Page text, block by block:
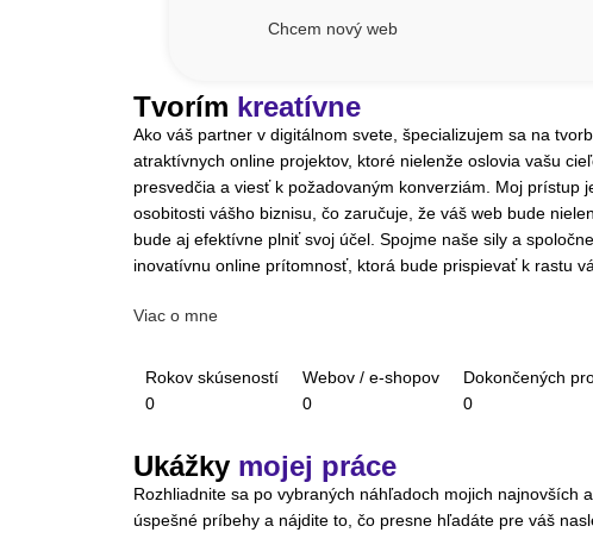
Chcem nový web
Tvorím kreatívne
Ako váš partner v digitálnom svete, špecializujem sa na
atraktívnych online projektov, ktoré nielenže oslovia vašu
presvedčia a viesť k požadovaným konverziám. Moj prístup
osobitosti vášho biznisu, čo zaručuje, že váš web bude
bude aj efektívne plniť svoj účel. Spojme naše sily a
inovatívnu online prítomnosť, ktorá bude prispievať k rastu
Viac o mne
Rokov skúseností
0
Webov / e-shopov
0
Dokončených
0
Ukážky mojej práce
Rozhliadnite sa po vybraných náhľadoch mojich najnovších
úspešné príbehy a nájdite to, čo presne hľadáte pre váš